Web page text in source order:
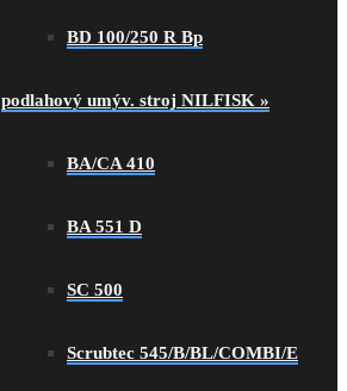
BD 100/250 R Bp
podlahový umýv. stroj NILFISK »
BA/CA 410
BA 551 D
SC 500
Scrubtec 545/B/BL/COMBI/E